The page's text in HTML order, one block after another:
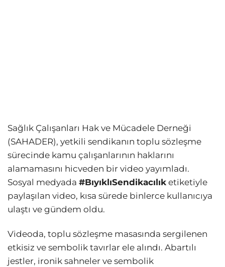
Sağlık Çalışanları Hak ve Mücadele Derneği
(SAHADER), yetkili sendikanın toplu sözleşme
sürecinde kamu çalışanlarının haklarını
alamamasını hicveden bir video yayımladı.
Sosyal medyada #BıyıklıSendikacılık etiketiyle
paylaşılan video, kısa sürede binlerce kullanıcıya
ulaştı ve gündem oldu.
Videoda, toplu sözleşme masasında sergilenen
etkisiz ve sembolik tavırlar ele alındı. Abartılı
jestler, ironik sahneler ve sembolik